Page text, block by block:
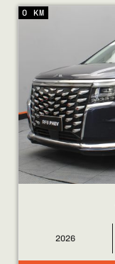
2026
0 KM